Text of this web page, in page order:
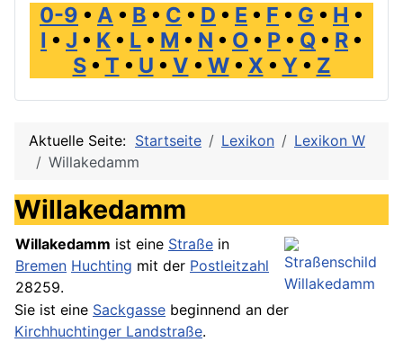
0-9 • A • B • C • D • E • F • G • H •
I • J • K • L • M • N • O • P • Q • R •
S• T • U • V • W• X • Y• Z
Aktuelle Seite: Startseite Lexikon
Lexikon W
Willakedamm
Willakedamm
Willakedamm ist eine Straße in
Bremen Huchting mit der Postleitzahl
28259.
Sie ist eine Sackgasse beginnend an der
Kirchhuchtinger Landstraße.